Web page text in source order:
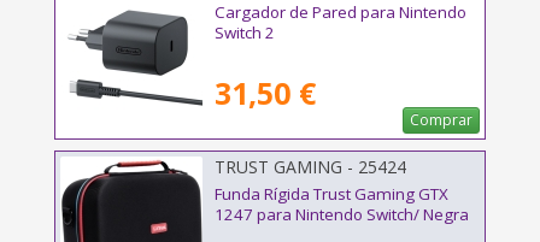
Cargador de Pared para Nintendo
Switch 2
31,50 €
Comprar
TRUST GAMING - 25424
Funda Rígida Trust Gaming GTX
1247 para Nintendo Switch/ Negra